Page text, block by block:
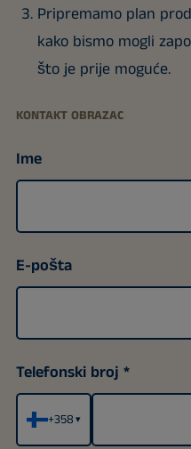
Pripremamo plan
kako bismo mogli
što je prije moguće.
KONTAKT OBRAZAC
Ime
E-pošta
Telefonski broj
+358▾